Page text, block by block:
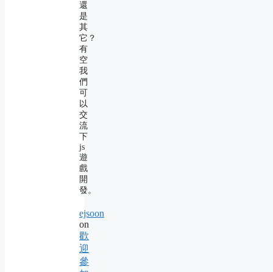
還
是
其
它？
有
空
我
們
可
以
交
流
下
js
遊
戲
開
發。
ejsoon
on
歡
迎
參